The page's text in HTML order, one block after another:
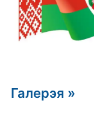
Галерэя »